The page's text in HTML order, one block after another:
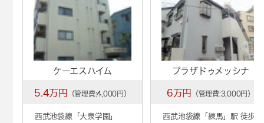
ケーエスハイム
5.4万円 （管理費:4,000円）
西武池袋線「大泉学園 」
プラザドゥメッシナ
6万円 （管理費:3,000円）
西武池袋線「 練馬 」駅 徒歩